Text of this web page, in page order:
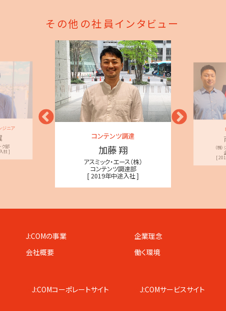
その他の社員インタビュー
ジニア
ク部
社 ]
コンテンツ調達
加藤 翔
アスミック・エース（株）
コンテンツ調達部
[ 2019年中途入社 ]
（株
[
J:COMの事業
企業理念
会社概要
働く環境
J:COMコーポレートサイト J:COMサービスサイト